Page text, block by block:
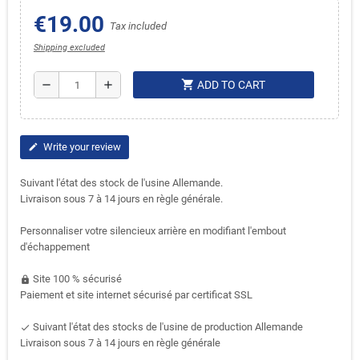
€19.00 Tax included
Shipping excluded
remove add shopping_cart ADD TO CART
edit Write your review
Suivant l'état des stock de l'usine Allemande.
Livraison sous 7 à 14 jours en règle générale.
Personnaliser votre silencieux arrière en modifiant l'embout
d'échappement
https Site 100 % sécurisé
Paiement et site internet sécurisé par certificat SSL
done Suivant l'état des stocks de l'usine de production Allemande
Livraison sous 7 à 14 jours en règle générale